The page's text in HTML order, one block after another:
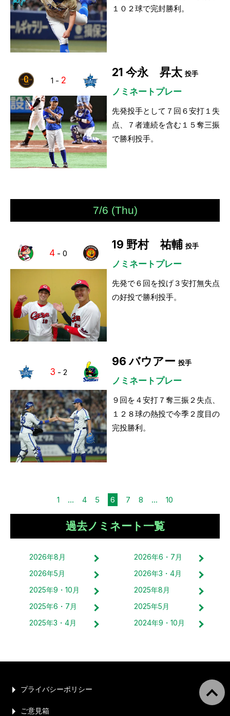
１０２球で完封勝利。
1 - 2
21 今永 昇太 投手
ノミネートプレー
先発投手として７回６安打１失
点、７者連続を含む１５奪三振
で勝利投手。
7/6 (Thu)
4 - 0
19 野村 祐輔 投手
ノミネートプレー
先発で６回を投げ３安打無失点
の好投で勝利投手。
3 - 2
96 バウアー 投手
ノミネートプレー
９回を４安打７奪三振２失点、
１２８球の熱投で今季２度目の
完投勝利。
1 ... 4 5 6 7 8 ... 10
過去ノミネート一覧
2026年8 月 2026年6・7 月
2026年5 月 2026年3・4月
2025年9・10 月 2025年8 月
2025年6・7 月 2025年5 月
2025年3・4月 2024年9・10 月
プライバシーポリシー
ご意見箱